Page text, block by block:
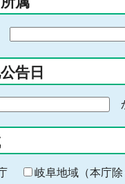
入
力
告日
岐阜地域（本庁除